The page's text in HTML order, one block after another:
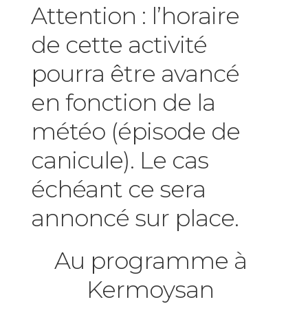
Attention : l’horaire
de cette activité
pourra être avancé
en fonction de la
météo (épisode de
canicule). Le cas
échéant ce sera
annoncé sur place.
Au programme à
Kermoysan